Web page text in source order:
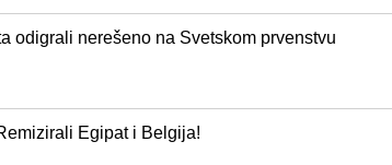
odigrali nerešeno na Svetskom prvenstvu
Egipat i Belgija!